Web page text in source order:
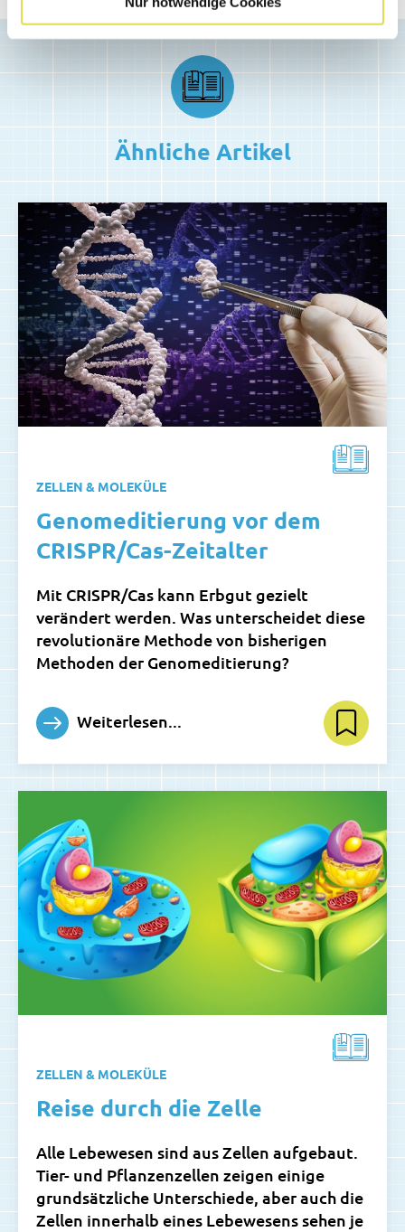
Ähnliche Artikel
ZELLEN & MOLEKÜLE
Genomeditierung vor dem
CRISPR/Cas-Zeitalter
Mit CRISPR/Cas kann Erbgut gezielt
verändert werden. Was unterscheidet diese
revolutionäre Methode von bisherigen
Methoden der Genomeditierung?
Weiterlesen...
ZELLEN & MOLEKÜLE
Reise durch die Zelle
Alle Lebewesen sind aus Zellen aufgebaut.
Tier- und Pflanzenzellen zeigen einige
grundsätzliche Unterschiede, aber auch die
Zellen innerhalb eines Lebewesens sehen je